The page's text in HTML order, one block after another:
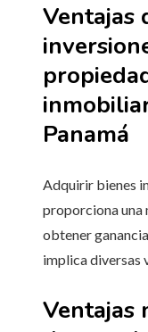
Ventajas
Panamá
Adquirir bienes
proporciona una
obtener
implica diversas
Ventajas